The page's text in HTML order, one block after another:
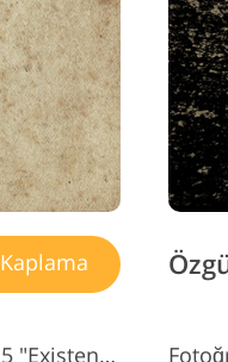
Photoshop Vintage Kaplamalar Ücretsiz #15 "Existence"